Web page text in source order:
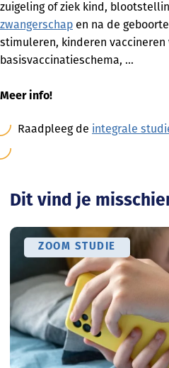
zuigeling of ziek kind,
zwangerschap en na de
stimuleren, kinderen vaccineren
basisvaccinatieschema, …
Meer info!
Raadpleeg de integrale
Dit vind je
ZOOM STUDIE